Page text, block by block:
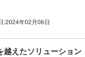
:2024年02月06日
えたソリューショ